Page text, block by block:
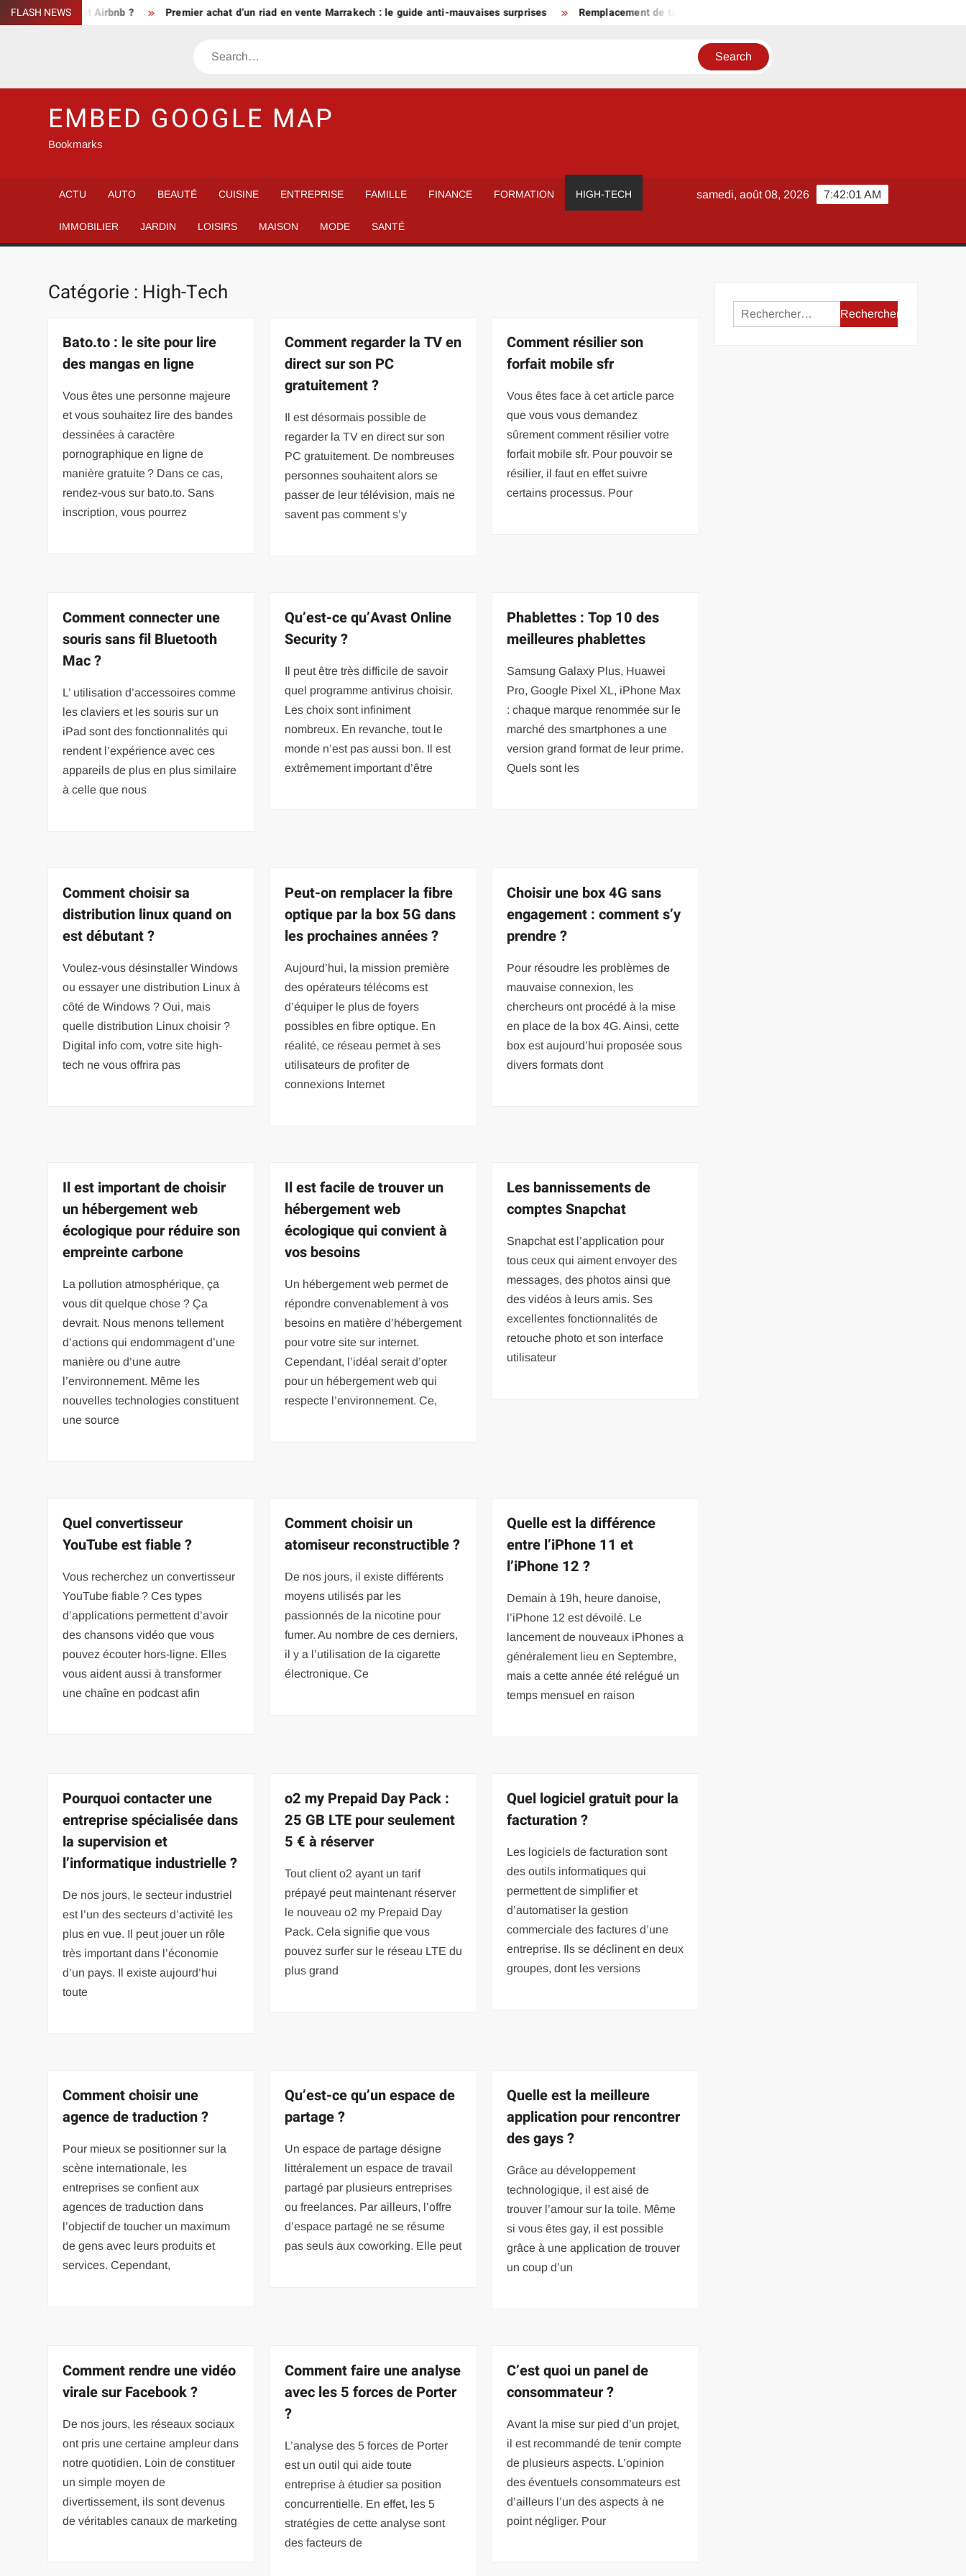
Skip
to
FLASH NEWS
un contrat Airbnb ? Premier achat d’un riad en vente Marrakech : le guide anti-mauvaises surprises Remplacement de tableau : comment dimensionner disjoncteur diff type A ou AC ?
Search
EMBED GOOGLE MAP
Bookmarks
ACTU AUTO BEAUTÉ CUISINE ENTREPRISE FAMILLE FINANCE FORMATION HIGH-TECH
IMMOBILIER JARDIN LOISIRS MAISON MODE SANTÉ
7:42:02 AM
samedi, août 08, 2026
Catégorie : High-Tech
Bato.to : le site pour lire
des mangas en ligne
Vous êtes une personne majeure
et vous souhaitez lire des bandes
dessinées à caractère
pornographique en ligne de
manière gratuite ? Dans ce cas,
rendez-vous sur bato.to. Sans
inscription, vous pourrez
Comment regarder la TV en
direct sur son PC
gratuitement ?
Il est désormais possible de
regarder la TV en direct sur son
PC gratuitement. De nombreuses
personnes souhaitent alors se
passer de leur télévision, mais ne
savent pas comment s’y
Comment résilier son
forfait mobile sfr
Vous êtes face à cet article parce
que vous vous demandez
sûrement comment résilier votre
forfait mobile sfr. Pour pouvoir se
résilier, il faut en effet suivre
certains processus. Pour
Comment connecter une
souris sans fil Bluetooth
Mac ?
L’ utilisation d’accessoires comme
les claviers et les souris sur un
iPad sont des fonctionnalités qui
rendent l’expérience avec ces
appareils de plus en plus similaire
à celle que nous
Qu’est-ce qu’Avast Online
Security ?
Il peut être très difficile de savoir
quel programme antivirus choisir.
Les choix sont infiniment
nombreux. En revanche, tout le
monde n’est pas aussi bon. Il est
extrêmement important d’être
Phablettes : Top 10 des
meilleures phablettes
Samsung Galaxy Plus, Huawei
Pro, Google Pixel XL, iPhone Max
: chaque marque renommée sur le
marché des smartphones a une
version grand format de leur prime.
Quels sont les
Comment choisir sa
distribution linux quand on
est débutant ?
Voulez-vous désinstaller Windows
ou essayer une distribution Linux à
côté de Windows ? Oui, mais
quelle distribution Linux choisir ?
Digital info com, votre site high-
tech ne vous offrira pas
Peut-on remplacer la fibre
optique par la box 5G dans
les prochaines années ?
Aujourd’hui, la mission première
des opérateurs télécoms est
d’équiper le plus de foyers
possibles en fibre optique. En
réalité, ce réseau permet à ses
utilisateurs de profiter de
connexions Internet
Choisir une box 4G sans
engagement : comment s’y
prendre ?
Pour résoudre les problèmes de
mauvaise connexion, les
chercheurs ont procédé à la mise
en place de la box 4G. Ainsi, cette
box est aujourd’hui proposée sous
divers formats dont
Il est important de choisir
un hébergement web
écologique pour réduire son
empreinte carbone
La pollution atmosphérique, ça
vous dit quelque chose ? Ça
devrait. Nous menons tellement
d’actions qui endommagent d’une
manière ou d’une autre
l’environnement. Même les
nouvelles technologies constituent
une source
Il est facile de trouver un
hébergement web
écologique qui convient à
vos besoins
Un hébergement web permet de
répondre convenablement à vos
besoins en matière d’hébergement
pour votre site sur internet.
Cependant, l’idéal serait d’opter
pour un hébergement web qui
respecte l’environnement. Ce,
Les bannissements de
comptes Snapchat
Snapchat est l’application pour
tous ceux qui aiment envoyer des
messages, des photos ainsi que
des vidéos à leurs amis. Ses
excellentes fonctionnalités de
retouche photo et son interface
utilisateur
Quel convertisseur
YouTube est fiable ?
Vous recherchez un convertisseur
YouTube fiable ? Ces types
d’applications permettent d’avoir
des chansons vidéo que vous
pouvez écouter hors-ligne. Elles
vous aident aussi à transformer
une chaîne en podcast afin
Comment choisir un
atomiseur reconstructible ?
De nos jours, il existe différents
moyens utilisés par les
passionnés de la nicotine pour
fumer. Au nombre de ces derniers,
il y a l’utilisation de la cigarette
électronique. Ce
Quelle est la différence
entre l’iPhone 11 et
l’iPhone 12 ?
Demain à 19h, heure danoise,
l’iPhone 12 est dévoilé. Le
lancement de nouveaux iPhones a
généralement lieu en Septembre,
mais a cette année été relégué un
temps mensuel en raison
Pourquoi contacter une
entreprise spécialisée dans
la supervision et
l’informatique industrielle ?
De nos jours, le secteur industriel
est l’un des secteurs d’activité les
plus en vue. Il peut jouer un rôle
très important dans l’économie
d’un pays. Il existe aujourd’hui
toute
o2 my Prepaid Day Pack :
25 GB LTE pour seulement
5 € à réserver
Tout client o2 ayant un tarif
prépayé peut maintenant réserver
le nouveau o2 my Prepaid Day
Pack. Cela signifie que vous
pouvez surfer sur le réseau LTE du
plus grand
Quel logiciel gratuit pour la
facturation ?
Les logiciels de facturation sont
des outils informatiques qui
permettent de simplifier et
d’automatiser la gestion
commerciale des factures d’une
entreprise. Ils se déclinent en deux
groupes, dont les versions
Comment choisir une
agence de traduction ?
Pour mieux se positionner sur la
scène internationale, les
entreprises se confient aux
agences de traduction dans
l’objectif de toucher un maximum
de gens avec leurs produits et
services. Cependant,
Qu’est-ce qu’un espace de
partage ?
Un espace de partage désigne
littéralement un espace de travail
partagé par plusieurs entreprises
ou freelances. Par ailleurs, l’offre
d’espace partagé ne se résume
pas seuls aux coworking. Elle peut
Quelle est la meilleure
application pour rencontrer
des gays ?
Grâce au développement
technologique, il est aisé de
trouver l’amour sur la toile. Même
si vous êtes gay, il est possible
grâce à une application de trouver
un coup d’un
Comment rendre une vidéo
virale sur Facebook ?
De nos jours, les réseaux sociaux
ont pris une certaine ampleur dans
notre quotidien. Loin de constituer
un simple moyen de
divertissement, ils sont devenus
de véritables canaux de marketing
Comment faire une analyse
avec les 5 forces de Porter
?
L’analyse des 5 forces de Porter
est un outil qui aide toute
entreprise à étudier sa position
concurrentielle. En effet, les 5
stratégies de cette analyse sont
des facteurs de
C’est quoi un panel de
consommateur ?
Avant la mise sur pied d’un projet,
il est recommandé de tenir compte
de plusieurs aspects. L’opinion
des éventuels consommateurs est
d’ailleurs l’un des aspects à ne
point négliger. Pour
Rechercher :